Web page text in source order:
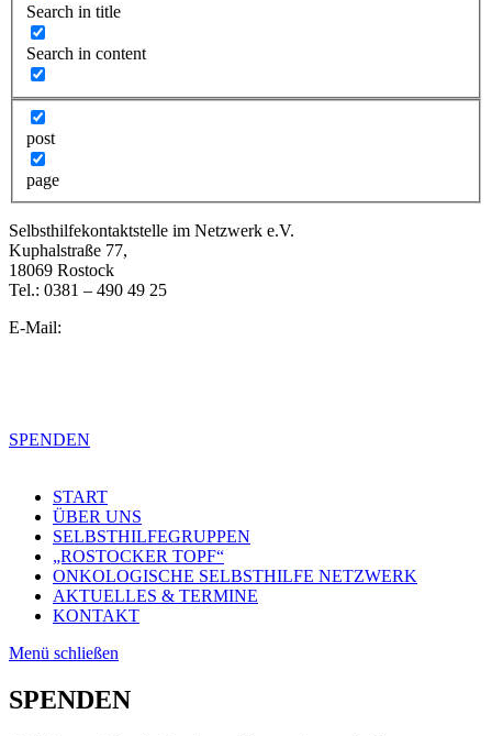
Search in title
Search in content
post
page
Selbsthilfekontaktstelle im Netzwerk e.V.
Kuphalstraße 77,
18069 Rostock
Tel.: 0381 – 490 49 25
E-Mail:
SPENDEN
START
ÜBER UNS
SELBSTHILFEGRUPPEN
„ROSTOCKER TOPF“
ONKOLOGISCHE SELBSTHILFE NETZWERK
AKTUELLES & TERMINE
KONTAKT
Menü schließen
SPENDEN